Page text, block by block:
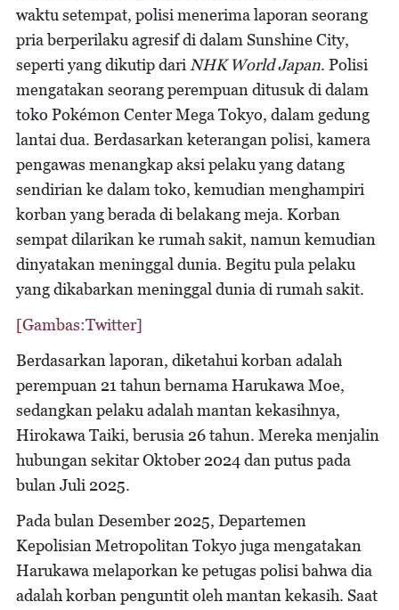
waktu setempat, polisi menerima laporan seorang
pria berperilaku agresif di dalam Sunshine City,
seperti yang dikutip dari NHK World Japan. Polisi
mengatakan seorang perempuan ditusuk di dalam
toko Pokémon Center Mega Tokyo, dalam gedung
lantai dua. Berdasarkan keterangan polisi, kamera
pengawas menangkap aksi pelaku yang datang
sendirian ke dalam toko, kemudian menghampiri
korban yang berada di belakang meja. Korban
sempat dilarikan ke rumah sakit, namun kemudian
dinyatakan meninggal dunia. Begitu pula pelaku
yang dikabarkan meninggal dunia di rumah sakit.
[Gambas:Twitter]
Berdasarkan laporan, diketahui korban adalah
perempuan 21 tahun bernama Harukawa Moe,
sedangkan pelaku adalah mantan kekasihnya,
Hirokawa Taiki, berusia 26 tahun. Mereka menjalin
hubungan sekitar Oktober 2024 dan putus pada
bulan Juli 2025.
Pada bulan Desember 2025, Departemen
Kepolisian Metropolitan Tokyo juga mengatakan
Harukawa melaporkan ke petugas polisi bahwa dia
adalah korban penguntit oleh mantan kekasih. Saat